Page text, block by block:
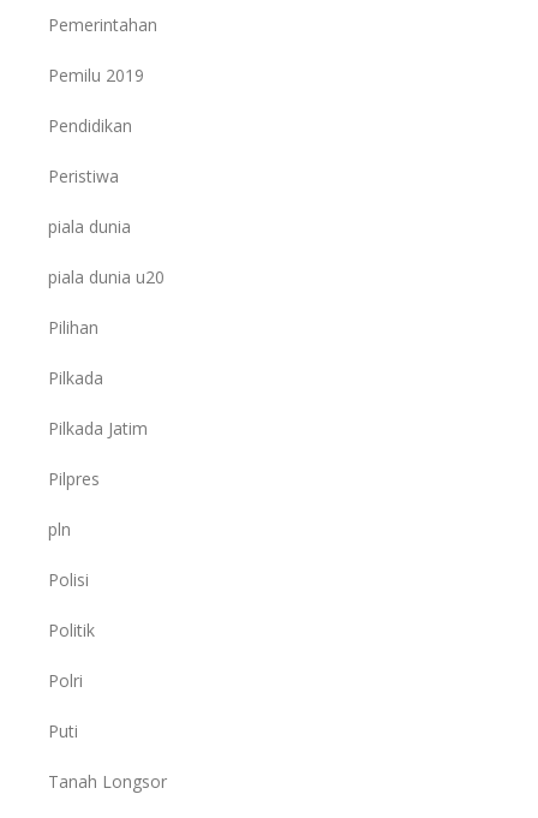
Pemerintahan
Pemilu 2019
Pendidikan
Peristiwa
piala dunia
piala dunia u20
Pilihan
Pilkada
Pilkada Jatim
Pilpres
pln
Polisi
Politik
Polri
Puti
Tanah Longsor